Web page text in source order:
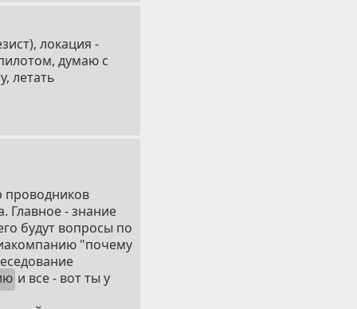
локация -
думаю с
летать
проводников
Главное - знание
будут вопросы по
"почему
и все - вот ты у